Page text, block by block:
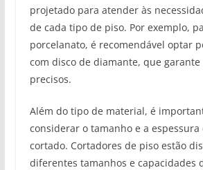
projetado para atender às
de cada tipo de piso. Por exemplo,
porcelanato, é recomendável optar
com disco de diamante, que
precisos.
Além do tipo de material, é
considerar o tamanho e a espessura
cortado. Cortadores de piso estão
diferentes tamanhos e capacidades